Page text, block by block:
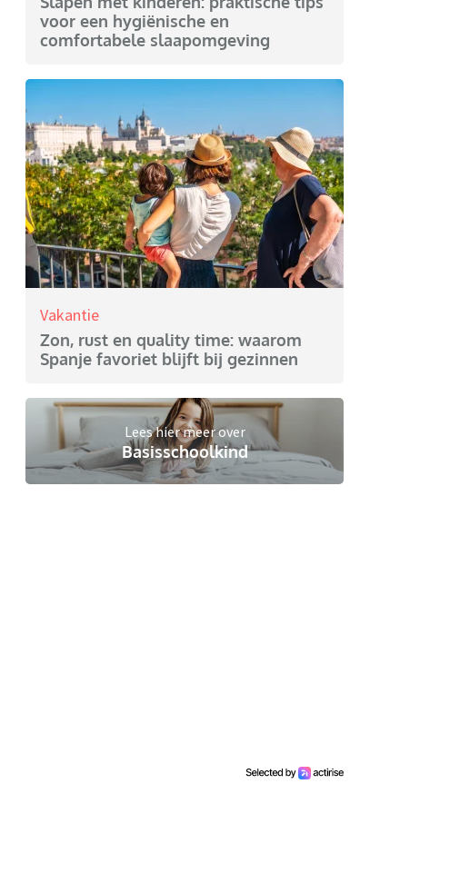
voor een hygiënische en
comfortabele slaapomgeving
Vakantie
Zon, rust en quality time: waarom
Spanje favoriet blijft bij gezinnen
Lees hier meer over
Basisschoolkind